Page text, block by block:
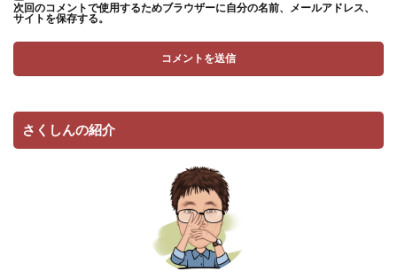
次回のコメントで使用するためブラウザーに自分の名前、メールアドレス、
サイトを保存する。
さくしんの紹介